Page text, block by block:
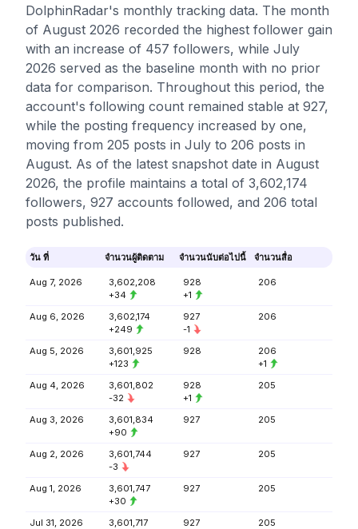
DolphinRadar's monthly tracking data. The month
of August 2026 recorded the highest follower gain
with an increase of 457 followers, while July
2026 served as the baseline month with no prior
data for comparison. Throughout this period, the
account's following count remained stable at 927,
while the posting frequency increased by one,
moving from 205 posts in July to 206 posts in
August. As of the latest snapshot date in August
2026, the profile maintains a total of 3,602,174
followers, 927 accounts followed, and 206 total
posts published.
วัน ที่ จำนวนผู้ติดตาม จำนวนนับต่อไปนี้ จำนวนสื่อ
Aug 7, 2026
3,602,208
+34
928
+1
206
Aug 6, 2026
3,602,174
+249
927
-1
206
Aug 5, 2026
3,601,925
+123
928
206
+1
Aug 4, 2026
3,601,802
-32
928
+1
205
Aug 3, 2026
3,601,834
+90
927 205
Aug 2, 2026
3,601,744
-3
927 205
Aug 1, 2026
3,601,747
+30
927 205
Jul 31, 2026
3,601,717
927
205